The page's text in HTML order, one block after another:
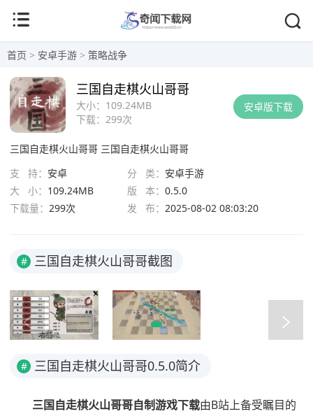
首页 > 安卓手游 > 策略战争
安卓版下载
大小： 109.24MB
下载： 299次
三国自走棋火山哥哥
三国自走棋火山哥哥 三国自走棋火山哥哥
支 持： 安卓 分 类： 安卓手游
大 小： 109.24MB 版 本： 0.5.0
下载量： 299次 发 布： 2025-08-02 08:03:20
# 三国自走棋火山哥哥截图
# 三国自走棋火山哥哥0.5.0简介
三国自走棋火山哥哥自制游戏下载由B站上备受瞩目的